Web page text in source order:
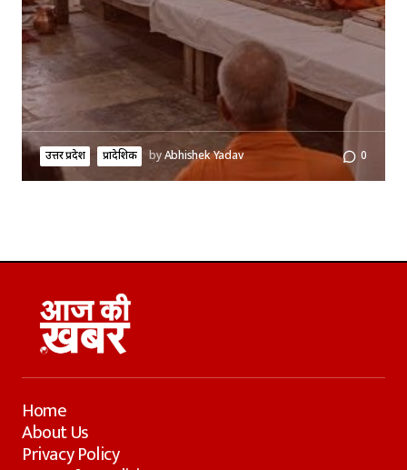
उत्तर प्रदेश प्रादेशिक byAbhishek Yadav 0
Home
About Us
Privacy Policy